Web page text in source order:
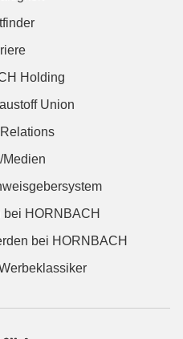
Holding
Union
Relations
Medien
bei HORNBACH
bei HORNBACH